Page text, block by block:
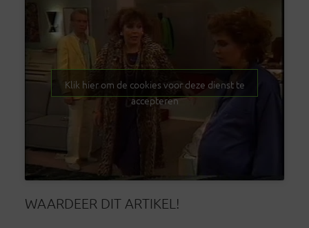
Klik hier om de cookies voor deze dienst te
accepteren
WAARDEER DIT ARTIKEL!